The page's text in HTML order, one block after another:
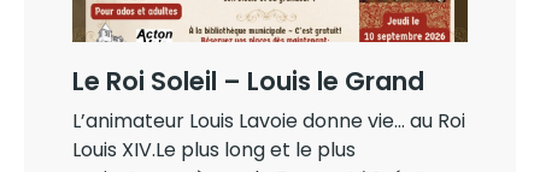
Le Roi Soleil – Louis le Grand
L’animateur Louis Lavoie donne vie… au Roi
Louis XIV.Le plus long et le plus